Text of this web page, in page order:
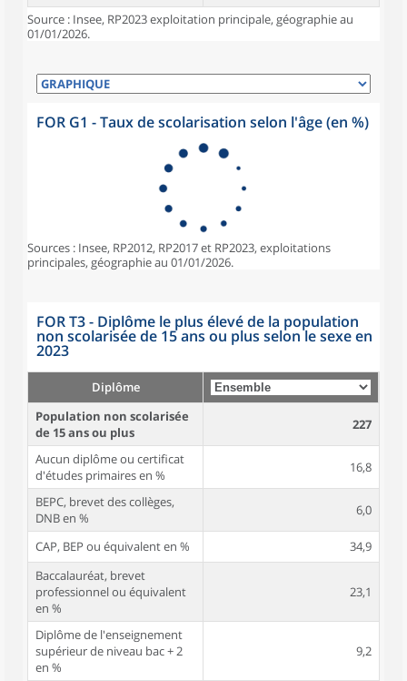
Source : Insee, RP2023 exploitation principale, géographie au
01/01/2026.
FOR G1 - Taux de scolarisation selon l'âge (en %)
Sources : Insee, RP2012, RP2017 et RP2023, exploitations
principales, géographie au 01/01/2026.
FOR T3 - Diplôme le plus élevé de la population
non scolarisée de 15 ans ou plus selon le sexe en
2023
Diplôme
Population non scolarisée
de 15 ans ou plus
227
Aucun diplôme ou certificat
d'études primaires en %
16,8
BEPC, brevet des collèges,
DNB en %
6,0
CAP, BEP ou équivalent en %
34,9
Baccalauréat, brevet
professionnel ou équivalent
en %
23,1
Diplôme de l'enseignement
supérieur de niveau bac + 2
en %
9,2